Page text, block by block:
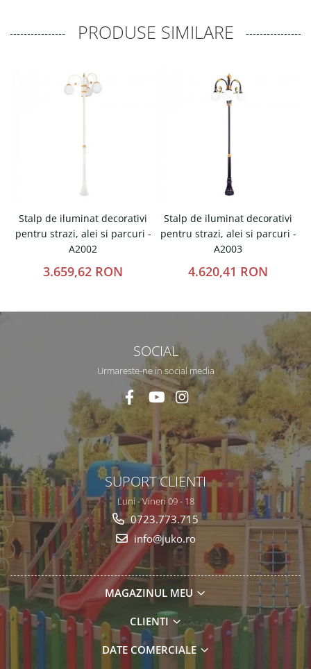
PRODUSE SIMILARE
Stalp de iluminat decorativi
pentru strazi, alei si parcuri -
A2002
3.659,62 RON
Stalp de iluminat decorativi
pentru strazi, alei si parcuri -
A2003
4.620,41 RON
SOCIAL
Urmareste-ne in social media
SUPORT CLIENTI
Luni - Vineri 09 - 18
0723.773.715
info@juko.ro
MAGAZINUL MEU
CLIENTI
DATE COMERCIALE